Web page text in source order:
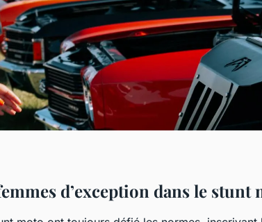
d’exception dans le stunt